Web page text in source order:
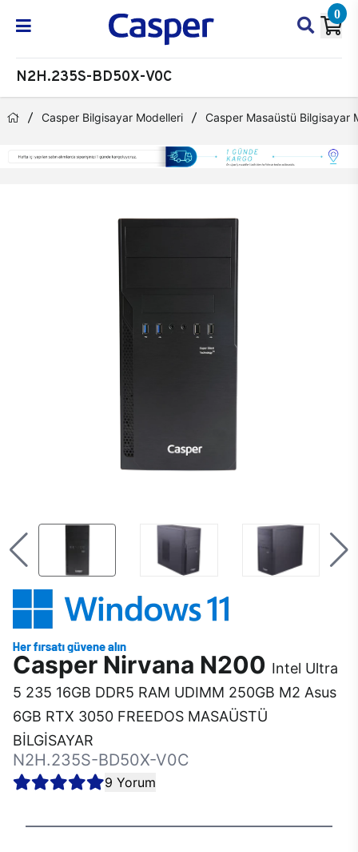
0
N2H.235S-BD50X-V0C
Casper Bilgisayar Modelleri Casper Masaüstü Bilgisayar
Casper Nirvana N200 Intel Ultra
5 235 16GB DDR5 RAM UDIMM 250GB M2 Asus
6GB RTX 3050 FREEDOS MASAÜSTÜ
BİLGİSAYAR
N2H.235S-BD50X-V0C
9 Yorum